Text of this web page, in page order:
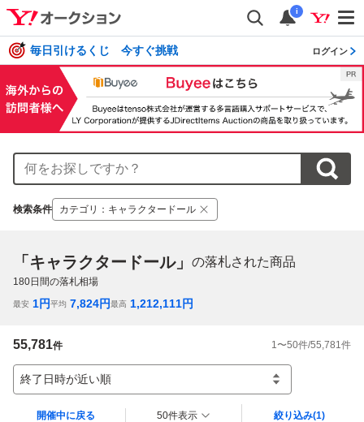
i
毎日引けるくじ 今すぐ挑戦 ログイン
検索条件 カテゴリ ： キャラクタードール
「キャラクタードール」 の落札された商品
180日間の落札相場
最安 1円平均 7,824円最高 1,212,111円
55,781件 1 〜50件/55,781 件
終了日時が近い順
開催中に戻る 50件表示 絞り込み(1)